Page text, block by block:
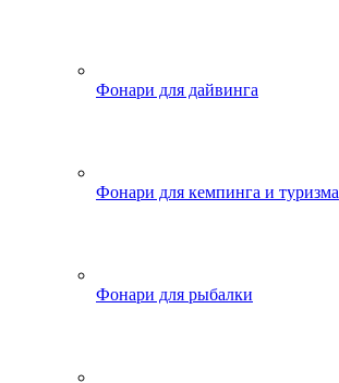
Фонари для дайвинга
Фонари для кемпинга и туризма
Фонари для рыбалки